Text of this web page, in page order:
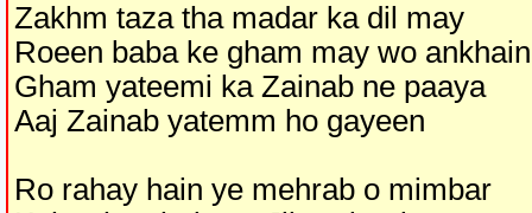
Zakhm taza tha madar ka dil may
Roeen baba ke gham may wo ankhain
Gham yateemi ka Zainab ne paaya
Aaj Zainab yatemm ho gayeen
Ro rahay hain ye mehrab o mimbar